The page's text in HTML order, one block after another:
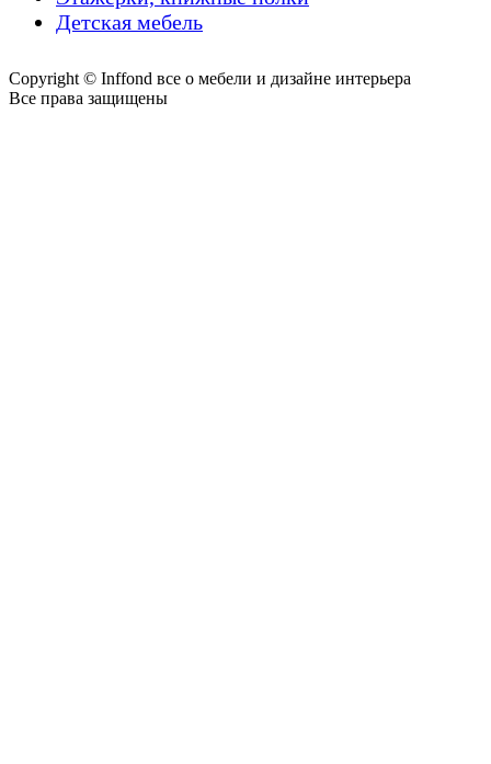
Детская мебель
Copyright © Inffond все о мебели и дизайне интерьера
Все права защищены